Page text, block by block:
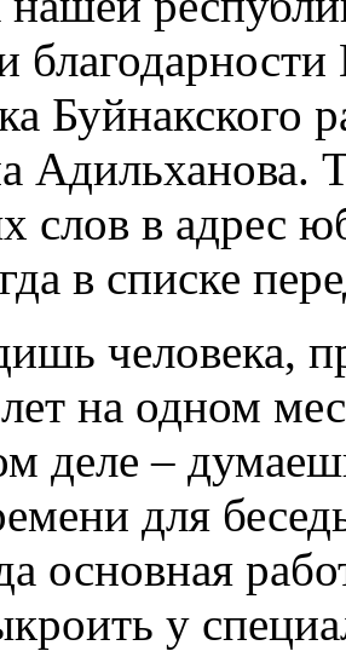
Буйнакского
Адильханова.
слов в адрес
в списке
человека,
лет на одном
деле –
для
основная
у